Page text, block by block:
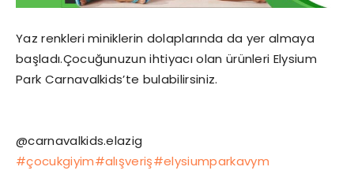
Yaz renkleri miniklerin dolaplarında da yer almaya
başladı.Çocuğunuzun ihtiyacı olan ürünleri Elysium
Park Carnavalkids’te bulabilirsiniz.
@carnavalkids.elazig
#çocukgiyim#alışveriş#elysiumparkavym